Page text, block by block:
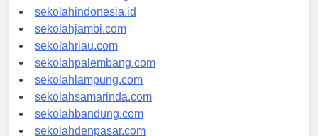
rsud-indonesia.org
sekolahindonesia.id
sekolahjambi.com
sekolahriau.com
sekolahpalembang.com
sekolahlampung.com
sekolahsamarinda.com
sekolahbandung.com